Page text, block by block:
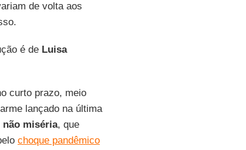
de volta aos
é de Luisa
curto prazo, meio
lançado na última
não miséria, que
choque pandêmico